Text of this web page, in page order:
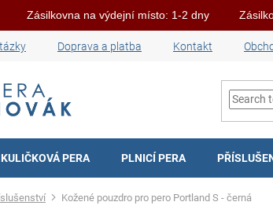
Zásilkovna na výdejní místo: 1-2 dny
Doprava a platba Kontakt
KULIČKOVÁ PERA PLNICÍ PERA
Kožené pouzdro pro pero Portland S - černá